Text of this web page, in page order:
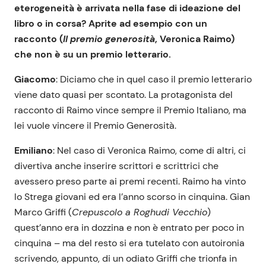
eterogeneità è arrivata nella fase di ideazione del
libro o in corsa? Aprite ad esempio con un
racconto (Il premio generosità, Veronica Raimo)
che non è su un premio letterario.
Giacomo: Diciamo che in quel caso il premio letterario
viene dato quasi per scontato. La protagonista del
racconto di Raimo vince sempre il Premio Italiano, ma
lei vuole vincere il Premio Generosità.
Emiliano: Nel caso di Veronica Raimo, come di altri, ci
divertiva anche inserire scrittori e scrittrici che
avessero preso parte ai premi recenti. Raimo ha vinto
lo Strega giovani ed era l’anno scorso in cinquina. Gian
Marco Griffi (Crepuscolo a Roghudi Vecchio)
quest’anno era in dozzina e non è entrato per poco in
cinquina – ma del resto si era tutelato con autoironia
scrivendo, appunto, di un odiato Griffi che trionfa in